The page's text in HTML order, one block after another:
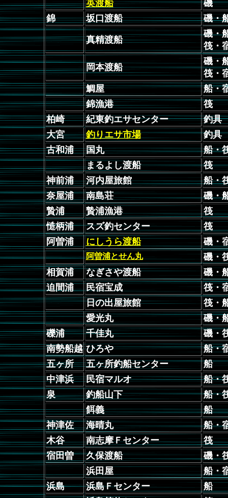
英渡船
磯
錦
坂口渡船 磯・
真精渡船
磯・
筏・
岡本渡船
磯・
筏・
鯛屋
船・
錦漁港
筏
柏崎
紀東釣エサセンター
釣具
大宮
釣りエサ市場
釣具
古和浦
国丸
船・
まるよし渡船
筏
神前浦
河内屋旅館
船・
奈屋浦
南島荘
磯・
贄浦
贄浦漁港
筏
慥柄浦
スズ釣センター
筏
阿曽浦
にしうら渡船 磯・
阿曽浦とせん丸
磯・
相賀浦
なぎさや渡船
磯・
迫間浦
民宿宝成
筏・
日の出屋旅館
筏・
愛光丸
磯・
礫浦
千佳丸
磯・
南勢船越 ひろや
船・
五ヶ所
五ヶ所釣船センター
船
中津浜
民宿マルオ
船・
泉
釣船山下
船・
餌義
船
神津佐
海晴丸
船・
木谷
南志摩Ｆセンター
筏
宿田曽
久保渡船
磯・
浜田屋
船・
浜島
浜島Ｆセンター
船